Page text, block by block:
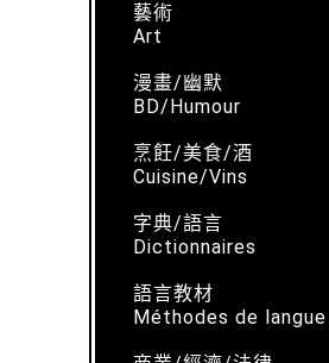
藝術
Art
漫畫/幽默
BD/Humour
烹飪/美食/酒
Cuisine/Vins
字典/語言
Dictionnaires
語言教材
Méthodes de langue